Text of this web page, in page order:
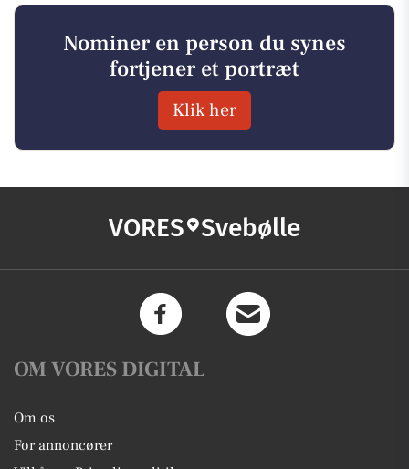
Nominer en person du synes
fortjener et portræt
Klik her
VORES Svebølle
OM VORES DIGITAL
Om os
For annoncører